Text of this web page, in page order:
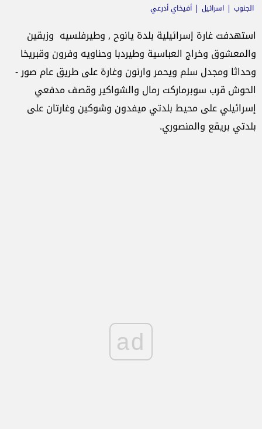
الجنوب اسرائيل أفيخاي أدرعي
استهدفت غارة إسرائيلية بلدة يانوح , وطيرفلسيه وزبقين
والمعشوق وخراج العباسية وطيردبا وحناويه وفرون وقبريخا
وحداثا ومجدل سلم ويحمر وارنون وغارة على طريق عام صور -
الحوش قرب سوبرماركت رمال والشواكير وقصف مدفعي
إسرائيلي على محيط بلدتي ميفدون وشوكين وغارتان على
بلدتي بريقع والمنصوري.
ad